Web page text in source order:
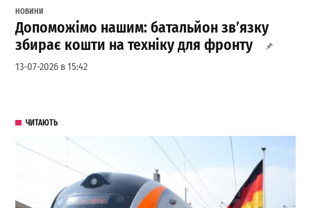
НОВИНИ
Допоможімо нашим: батальйон зв’язку
збирає кошти на техніку для фронту
13-07-2026 в 15:42
ЧИТАЮТЬ